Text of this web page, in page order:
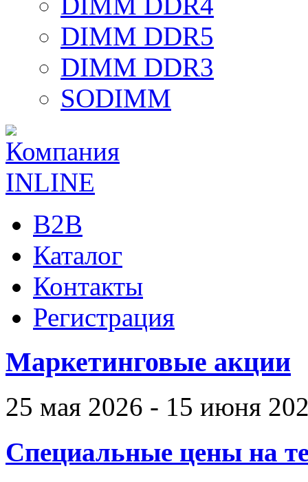
DIMM DDR5
DIMM DDR3
SODIMM
B2B
Каталог
Контакты
Регистрация
Маркетинговые акции
25 мая 2026 - 15 июня
Специальные цены на